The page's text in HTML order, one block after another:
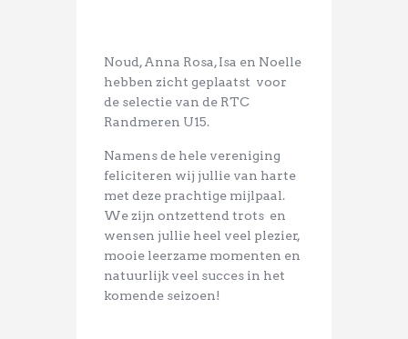
Noud, Anna Rosa, Isa en Noelle
hebben zicht geplaatst voor
de selectie van de RTC
Randmeren U15.
Namens de hele vereniging
feliciteren wij jullie van harte
met deze prachtige mijlpaal.
We zijn ontzettend trots en
wensen jullie heel veel plezier,
mooie leerzame momenten en
natuurlijk veel succes in het
komende seizoen!